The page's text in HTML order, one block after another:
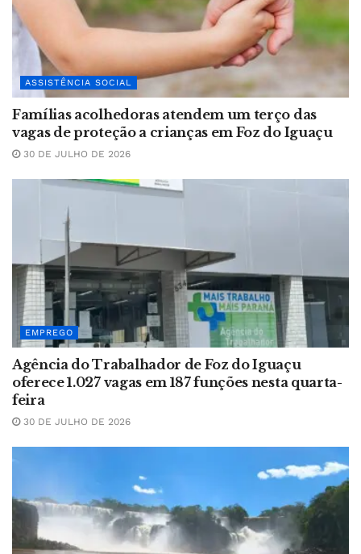
ASSISTÊNCIA SOCIAL
Famílias acolhedoras atendem um terço das
vagas de proteção a crianças em Foz do Iguaçu
30 DE JULHO DE 2026
EMPREGO
Agência do Trabalhador de Foz do Iguaçu
oferece 1.027 vagas em 187 funções nesta quarta-
feira
30 DE JULHO DE 2026